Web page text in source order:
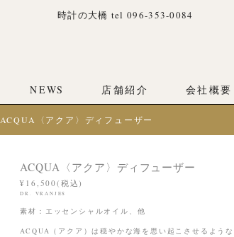
時計の大橋 tel 096-353-0084
NEWS 店舗紹介 会社概要
ACQUA〈アクア〉ディフューザー
ACQUA〈アクア〉ディフューザー
¥16,500(税込)
DR. VRANJES
素材：エッセンシャルオイル、他
ACQUA（アクア）は穏やかな海を思い起こさせるような